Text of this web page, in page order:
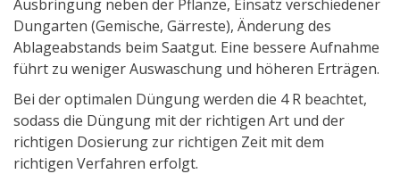
Ausbringung neben der Pflanze, Einsatz verschiedener
Dungarten (Gemische, Gärreste), Änderung des
Ablageabstands beim Saatgut. Eine bessere Aufnahme
führt zu weniger Auswaschung und höheren Erträgen.
Bei der optimalen Düngung werden die 4 R beachtet,
sodass die Düngung mit der richtigen Art und der
richtigen Dosierung zur richtigen Zeit mit dem
richtigen Verfahren erfolgt.